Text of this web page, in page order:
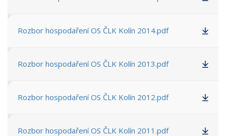
Rozbor hospodaření OS ČLK Kolín 2014.pdf
Rozbor hospodaření OS ČLK Kolín 2013.pdf
Rozbor hospodaření OS ČLK Kolín 2012.pdf
Rozbor hospodaření OS ČLK Kolín 2011.pdf